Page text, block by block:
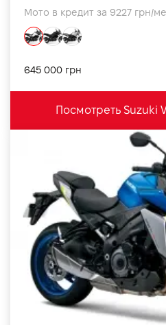
Мото в кредит за 9227 грн/
645 000 грн
Посмотреть Suzuki